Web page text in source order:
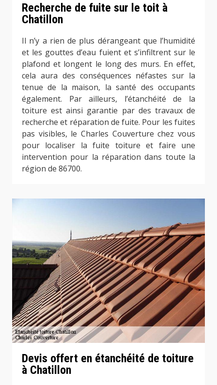
Recherche de fuite sur le toit à
Chatillon
Il n’y a rien de plus dérangeant que l’humidité
et les gouttes d’eau fuient et s’infiltrent sur le
plafond et longent le long des murs. En effet,
cela aura des conséquences néfastes sur la
tenue de la maison, la santé des occupants
également. Par ailleurs, l’étanchéité de la
toiture est ainsi garantie par des travaux de
recherche et réparation de fuite. Pour les fuites
pas visibles, le Charles Couverture chez vous
pour localiser la fuite toiture et faire une
intervention pour la réparation dans toute la
région de 86700.
Devis offert en étanchéité de toiture
à Chatillon